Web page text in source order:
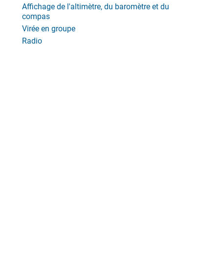
Affichage de l'altimètre, du baromètre et du
compas
Virée en groupe
Radio